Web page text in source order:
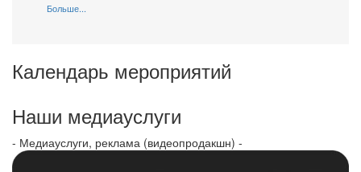
Больше...
Календарь мероприятий
Наши медиауслуги
- Медиауслуги, реклама (видеопродакшн) -